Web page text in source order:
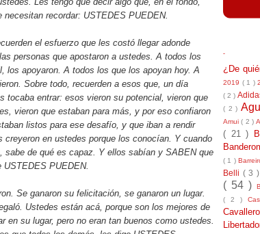
necesitan recordar: USTEDES PUEDEN.
el esfuerzo que les costó llegar adonde
personas que apostaron a ustedes. A todos los
los apoyaron. A todos los que los apoyan hoy. A
Sobre todo, recuerden a esos que, un día
tocaba entrar: esos vieron su potencial, vieron que
vieron que estaban para más, y por eso confiaron
listos para ese desafío, y que iban a rendir
creyeron en ustedes porque los conocían. Y cuando
sabe de qué es capaz. Y ellos sabían y SABEN que
PUEDEN.
Se ganaron su felicitación, se ganaron un lugar.
Ustedes están acá, porque son los mejores de
en su lugar, pero no eran tan buenos como ustedes.
-
¿De
2019 ( 1 )
( 2 )
( 2 )
Amui( 2 )
( 21 )
( 1 )
Belli ( 3 )
( 54 )
( 2 )
Cavallero